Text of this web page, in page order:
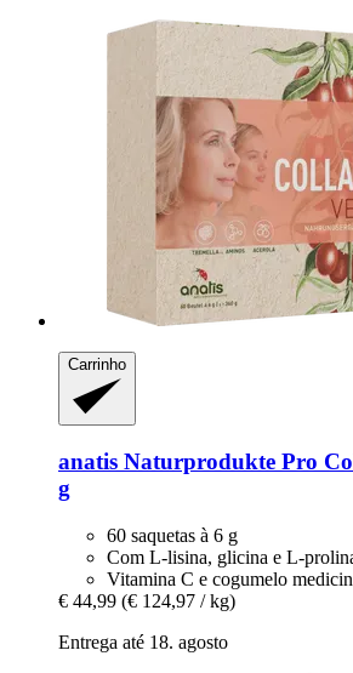
Carrinho
anatis Naturprodukte Pro
g
60 saquetas à 6 g
Com L-lisina, glicina e L-
Vitamina C e cogumelo
€ 44,99 (€ 124,97 / kg)
Entrega até 18. agosto